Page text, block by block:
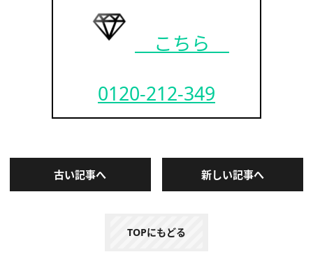
こちら
0120-212-349
古い記事へ 新しい記事へ
TOPにもどる